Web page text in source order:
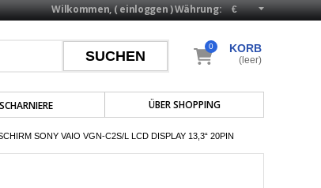
Währung:
Wilkommen, (einloggen)
SCHARNIERE ÜBER SHOPPING
KORB
0
(leer)
SONY VAIO VGN-C2S/L LCD DISPLAY 13,3“ 20PIN